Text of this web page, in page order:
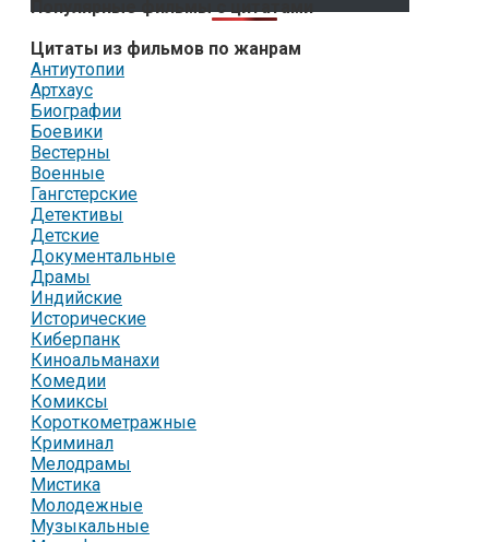
Популярные фильмы с цитатами
Цитаты из фильмов по жанрам
Антиутопии
Артхаус
Биографии
Боевики
Вестерны
Военные
Гангстерские
Детективы
Детские
Документальные
Драмы
Индийские
Исторические
Киберпанк
Киноальманахи
Комедии
Комиксы
Короткометражные
Криминал
Мелодрамы
Мистика
Молодежные
Музыкальные